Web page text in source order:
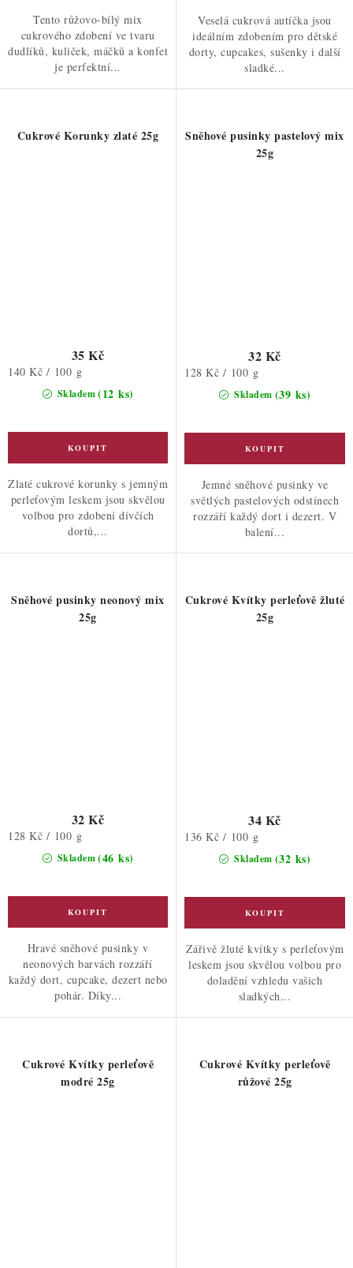
Tento růžovo-bílý mix
cukrového zdobení ve tvaru
dudlíků, kuliček, máčků a konfet
je perfektní...
Veselá cukrová autíčka jsou
ideálním zdobením pro dětské
dorty, cupcakes, sušenky i další
sladké...
Cukrové Korunky zlaté 25g
Skladem(12 ks)
35 Kč
Měrná
140 Kč / 100 g
Zlaté cukrové korunky s jemným
perleťovým leskem jsou skvělou
volbou pro zdobení dívčích
dortů,...
Sněhové pusinky pastelový mix
25g
Skladem (39 ks)
32 Kč
Měrná
128 Kč / 100 g
Jemné sněhové pusinky ve
světlých pastelových odstínech
rozzáří každý dort i dezert. V
balení...
Sněhové pusinky neonový mix
25g
Skladem(46 ks)
32 Kč
Měrná
128 Kč / 100 g
Hravé sněhové pusinky v
neonových barvách rozzáří
každý dort, cupcake, dezert nebo
pohár. Díky...
Cukrové Kvítky perleťově žluté
25g
Skladem (32 ks)
34 Kč
Měrná
136 Kč / 100 g
Zářivě žluté kvítky s perleťovým
leskem jsou skvělou volbou pro
doladění vzhledu vašich
sladkých...
Cukrové Kvítky perleťově
modré 25g
Cukrové Kvítky perleťově
růžové 25g